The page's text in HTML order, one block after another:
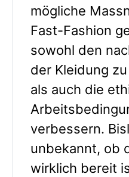
mögliche
Fast-Fashion
sowohl den
der Kleidung
als auch die
verbessern.
unbekannt, ob
wirklich bereit